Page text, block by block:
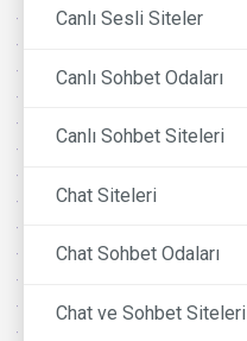
Canlı Sesli Siteler
Canlı Sohbet Odaları
Canlı Sohbet Siteleri
Chat Siteleri
Chat Sohbet Odaları
Chat ve Sohbet Siteleri